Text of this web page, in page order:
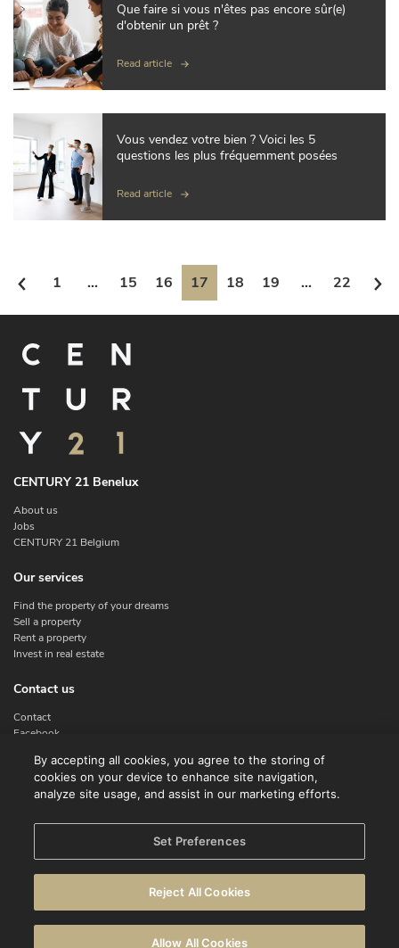
Que faire si vous n'êtes pas encore sûr(e)
d'obtenir un prêt ?
Read article
Vous vendez votre bien ? Voici les 5
questions les plus fréquemment posées
Read article
1 ... 15 16 17 18 19 ... 22
CENTURY 21 Benelux
About us
Jobs
CENTURY 21 Belgium
Our services
Find the property of your dreams
Sell a property
Rent a property
Invest in real estate
Contact us
Contact
Facebook
Linkedin
Terms of use
Privacy policy
Cookie Policy
By accepting all cookies, you agree to the storing of
cookies on your device to enhance site navigation,
analyze site usage, and assist in our marketing efforts.
Set Preferences
Reject All Cookies
Allow All Cookies